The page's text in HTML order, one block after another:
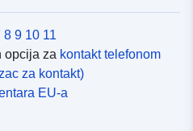
8 9 10 11
opcija za kontakt telefonom
za kontakt)
EU-a